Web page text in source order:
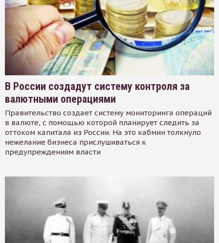
В России создадут систему контроля за
валютными операциями
Правительство создает систему мониторинга операций
в валюте, с помощью которой планирует следить за
оттоком капитала из России. На это кабмин толкнуло
нежелание бизнеса прислушиваться к
предупреждениям власти